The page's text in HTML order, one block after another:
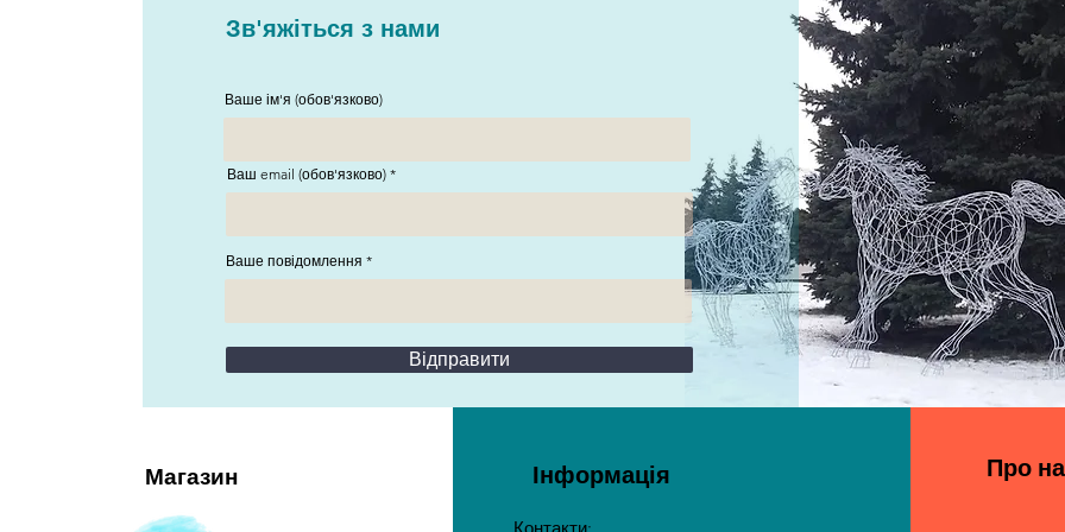
Зв'яжіться з нами
Ваше ім'я (обов'язково)
Ваш email (обов'язково)
Ваше повідомлення
Відправити
Магазин Інформація Про